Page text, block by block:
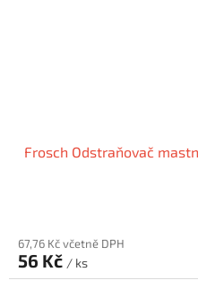
Frosch Odstraňovač
67,76 Kč včetně DPH
56 Kč / ks